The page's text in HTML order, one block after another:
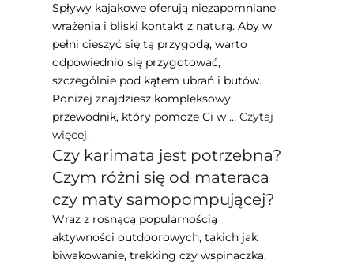
Spływy kajakowe oferują niezapomniane
wrażenia i bliski kontakt z naturą. Aby w
pełni cieszyć się tą przygodą, warto
odpowiednio się przygotować,
szczególnie pod kątem ubrań i butów.
Poniżej znajdziesz kompleksowy
przewodnik, który pomoże Ci w … Czytaj
więcej.
Czy karimata jest potrzebna?
Czym różni się od materaca
czy maty samopompującej?
Wraz z rosnącą popularnością
aktywności outdoorowych, takich jak
biwakowanie, trekking czy wspinaczka,